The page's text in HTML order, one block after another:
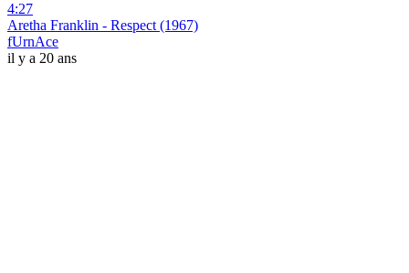
4:27
Aretha Franklin - Respect (1967)
fUrnAce
il y a 20 ans